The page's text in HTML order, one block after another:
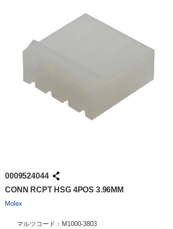
0009524044
CONN RCPT HSG 4POS 3.96MM
Molex
マルツコード： M1000-3803